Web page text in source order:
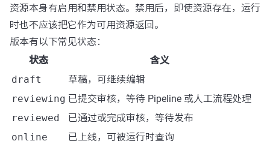
资源本身有启用和禁用状态。禁用后，即使资源存在，运行
时也不应该把它作为可用资源返回。
版本有以下常见状态：
状态
含义
draft
草稿，可继续编辑
reviewing 已提交审核，等待 Pipeline 或人工流程处理
reviewed
已通过或完成审核，等待发布
online
已上线，可被运行时查询